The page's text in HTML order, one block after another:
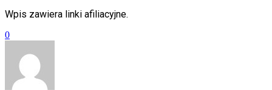
Wpis zawiera linki afiliacyjne.
0